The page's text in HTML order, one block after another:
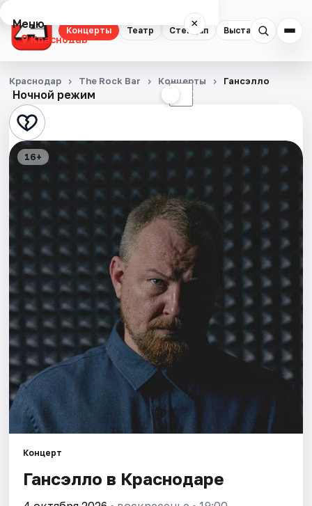
Концерты Театр Стендап Выставки
Меню ×
Краснодар
Концерты
Театр
Стендап
Выставки
Квесты
Экскурсии
Спорт
События
Города
Площадки
Артисты
Ночной режим ☾
Краснодар The Rock Bar Концерты Гансэлло
16+
Концерт
Гансэлло в Краснодаре